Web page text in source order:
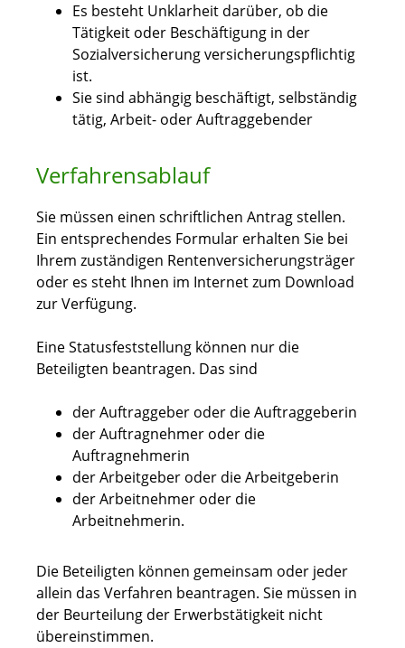
Es besteht Unklarheit darüber, ob die
Tätigkeit oder Beschäftigung in der
Sozialversicherung versicherungspflichtig
ist.
Sie sind abhängig beschäftigt, selbständig
tätig, Arbeit- oder Auftraggebender
Verfahrensablauf
Sie müssen einen schriftlichen Antrag stellen.
Ein entsprechendes Formular erhalten Sie bei
Ihrem zuständigen Rentenversicherungsträger
oder es steht Ihnen im Internet zum Download
zur Verfügung.
Eine Statusfeststellung können nur die
Beteiligten beantragen. Das sind
der Auftraggeber oder die Auftraggeberin
der Auftragnehmer oder die
Auftragnehmerin
der Arbeitgeber oder die Arbeitgeberin
der Arbeitnehmer oder die
Arbeitnehmerin.
Die Beteiligten können gemeinsam oder jeder
allein das Verfahren beantragen. Sie müssen in
der Beurteilung der Erwerbstätigkeit nicht
übereinstimmen.